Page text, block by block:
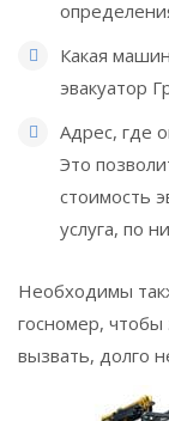
Какая
эвакуатор
Адрес, где
Это
стоимость
услуга, по
Необходимы
госномер, чтобы
вызвать, долго